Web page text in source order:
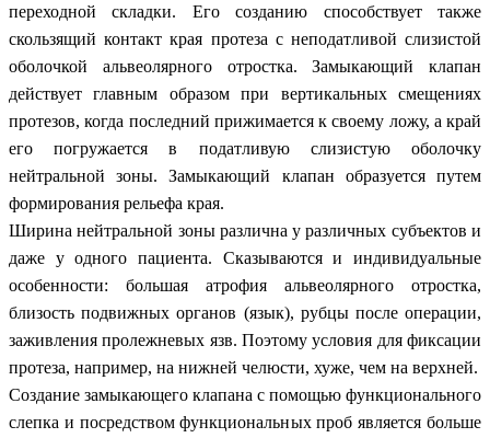
переходной складки. Его созданию способствует также
скользящий контакт края протеза с неподатливой слизистой
оболочкой альвеолярного отростка. Замыкающий клапан
действует главным образом при вертикальных смещениях
протезов, когда последний прижимается к своему ложу, а край
его погружается в податливую слизистую оболочку
нейтральной зоны. Замыкающий клапан образуется путем
формирования рельефа края.
Ширина нейтральной зоны различна у различных субъектов и
даже у одного пациента. Сказываются и индивидуальные
особенности: большая атрофия альвеолярного отростка,
близость подвижных органов (язык), рубцы после операции,
заживления пролежневых язв. Поэтому условия для фиксации
протеза, например, на нижней челюсти, хуже, чем на верхней.
Создание замыкающего клапана с помощью функционального
слепка и посредством функциональных проб является больше